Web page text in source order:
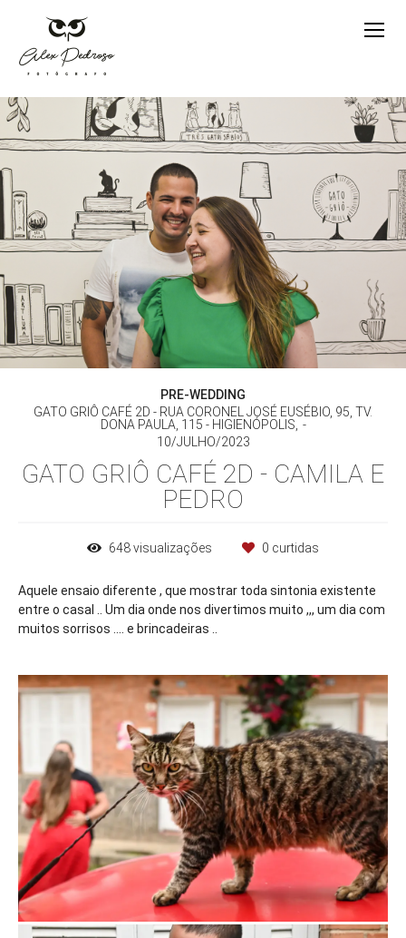
PRE-WEDDING
GATO GRIÔ CAFÉ 2D - RUA CORONEL JOSÉ EUSÉBIO, 95, TV.
DONA PAULA, 115 - HIGIENÓPOLIS,
10/JULHO/2023
GATO GRIÔ CAFÉ 2D - CAMILA E
PEDRO
648visualizações 0 curtidas
Aquele ensaio diferente , que mostrar toda sintonia existente
entre o casal .. Um dia onde nos divertimos muito ,,, um dia com
muitos sorrisos .... e brincadeiras ..